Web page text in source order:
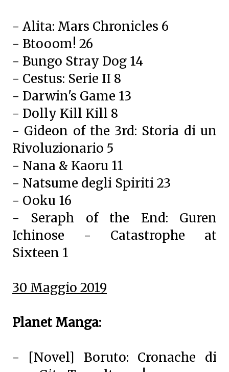
- Alita: Mars Chronicles 6
- Btooom! 26
- Bungo Stray Dog 14
- Cestus: Serie II 8
- Darwin's Game 13
- Dolly Kill Kill 8
- Gideon of the 3rd: Storia di un
Rivoluzionario 5
- Nana & Kaoru 11
- Natsume degli Spiriti 23
- Ooku 16
- Seraph of the End: Guren
Ichinose - Catastrophe at
Sixteen 1
30 Maggio 2019
Planet Manga:
- [Novel] Boruto: Cronache di